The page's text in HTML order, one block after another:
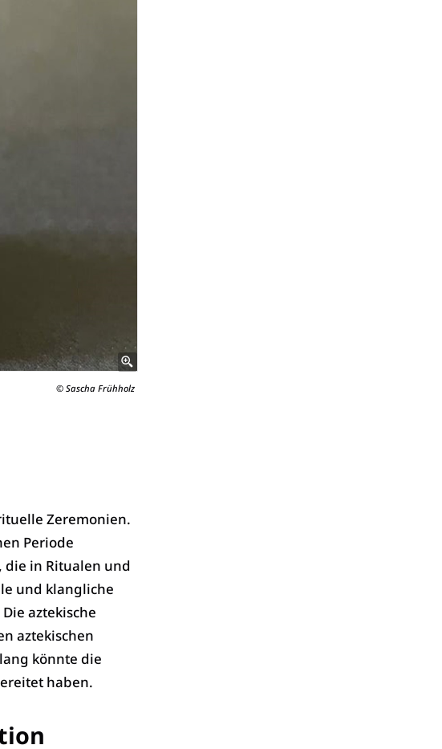
© Sascha Frühholz
Zeremonien.
Periode
in Ritualen und
und klangliche
aztekische
aztekischen
könnte die
haben.